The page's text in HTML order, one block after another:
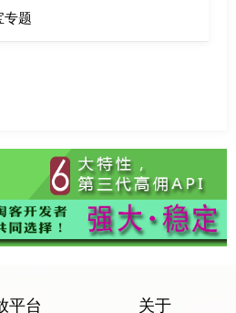
专题
平台 关于